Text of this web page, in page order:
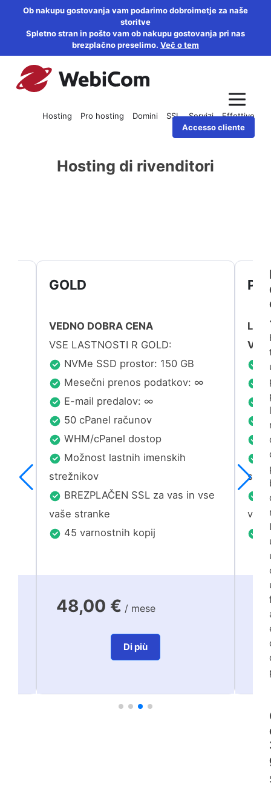
Ob nakupu gostovanja vam podarimo dobroimetje za naše
storitve
Spletno stran in pošto vam ob nakupu gostovanja pri nas
brezplačno preselimo. Več o tem
Hosting Pro hosting Domini SSL Servizi
Effettivo
Accesso cliente
Hosting di rivenditori
GOLD
VEDNO DOBRA CENA
VSE LASTNOSTI R GOLD:
NVMe SSD prostor: 150 GB
Mesečni prenos podatkov: ∞
E-mail predalov: ∞
50 cPanel računov
WHM/cPanel dostop
Možnost lastnih imenskih
strežnikov
BREZPLAČEN SSL za vas in vse
vaše stranke
45 varnostnih kopij
48,00 € / mese
Di più
Vse